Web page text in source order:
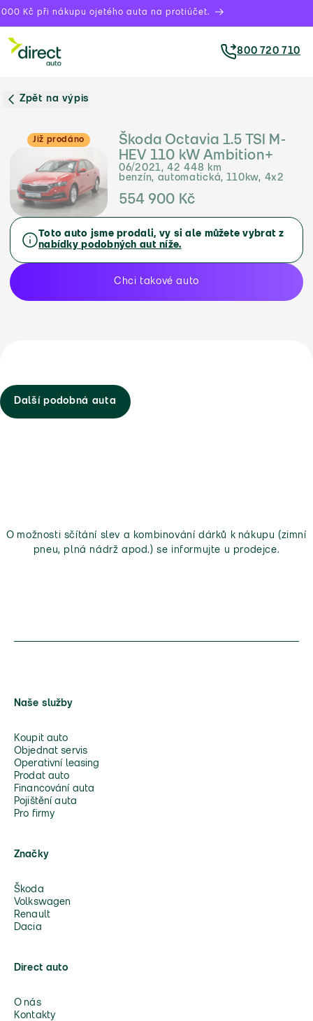
Kč při nákupu ojetého auta na protiúčet.
800 720 710
Zpět na výpis
Již prodáno
Škoda Octavia 1.5 TSI M-
HEV 110 kW Ambition+
06/2021, 42 448 km
benzín, automatická, 110kw, 4x2
554 900 Kč
Toto auto jsme prodali, vy si ale můžete vybrat z
nabídky podobných aut níže.
Chci takové auto
Další podobná auta
O možnosti sčítání slev a kombinování dárků k nákupu (zimní
pneu, plná nádrž apod.) se informujte u prodejce.
Naše služby
Koupit auto
Objednat servis
Operativní leasing
Prodat auto
Financování auta
Pojištění auta
Pro firmy
Značky
Škoda
Volkswagen
Renault
Dacia
Direct auto
O nás
Kontakty